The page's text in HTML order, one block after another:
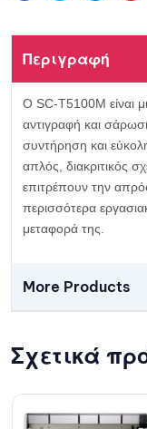
Περιγραφή
Ο SC-T5100M είναι
αντιγραφή και
συντήρηση και
απλός, διακριτικός
επιτρέπουν την
περισσότερα
μεταφορά της.
More Products
Σχετικά